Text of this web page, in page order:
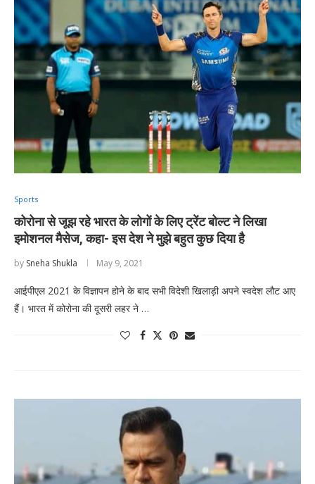
Sports
कोरोना से जूझ रहे भारत के लोगों के लिए ट्रेंट बोल्ट ने लिखा
इमोशनल मैसेज, कहा- इस देश ने मुझे बहुत कुछ दिया है
by Sneha Shukla May 9, 2021
आईपीएल 2021 के विज्ञापन होने के बाद सभी विदेशी खिलाड़ी अपने स्वदेश लौट आए
हैं। भारत में कोरोना की दूसरी लहर ने …